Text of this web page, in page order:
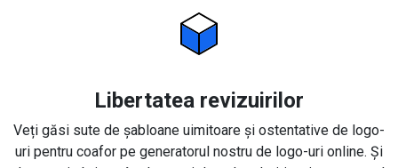
Libertatea revizuirilor
Veți găsi sute de șabloane uimitoare și ostentative de logo-
uri pentru coafor pe generatorul nostru de logo-uri online. Și